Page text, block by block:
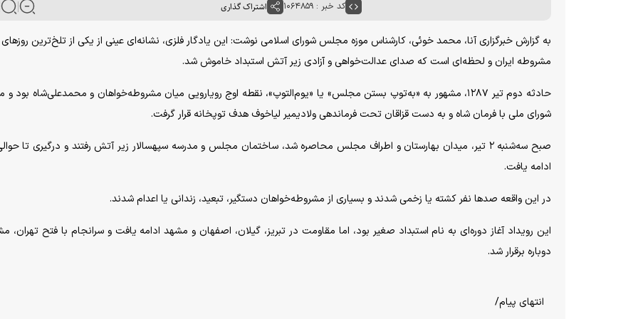
کد خبر : ۱۰۶۴۸۵۹ اشتراک گذاری
به گزارش خبرگزاری آنا، محمد خوئی، کارشناس موزه مجلس شورای اسلامی نوشت: این یادگار فلزی، نشانه‌ای عینی از یکی از تلخ‌ترین
مشروطه ایران و لحظه‌ای است که صدای عدالت‌خواهی و آزادی زیر آتش استبداد خاموش شد.
حادثه دوم تیر ۱۲۸۷، مشهور به «به‌توپ بستن مجلس» یا «یوم‌التوپ»، نقطه اوج رویارویی میان مشروطه‌خواهان و محمدعلی‌شاه بود
شورای ملی با فرمان شاه و به دست قزاقان تحت فرماندهی ولادیمیر لیاخوف هدف توپخانه قرار گرفت.
صبح سه‌شنبه ۲ تیر، میدان بهارستان و اطراف مجلس محاصره شد، ساختمان مجلس و مدرسه سپهسالار زیر آتش رفتند و درگیری تا
ادامه یافت.
در این واقعه صد‌ها نفر کشته یا زخمی شدند و بسیاری از مشروطه‌خواهان دستگیر، تبعید، زندانی یا اعدام شدند.
این رویداد آغاز دوره‌ای به نام استبداد صغیر بود، اما مقاومت در تبریز، گیلان، اصفهان و مشهد ادامه یافت و سرانجام با فتح تهران،
دوباره برقرار شد.
انتهای پیام/